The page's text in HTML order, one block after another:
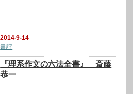
2014-9-14
書評
『理系作文の六法全書』 斎藤
恭一